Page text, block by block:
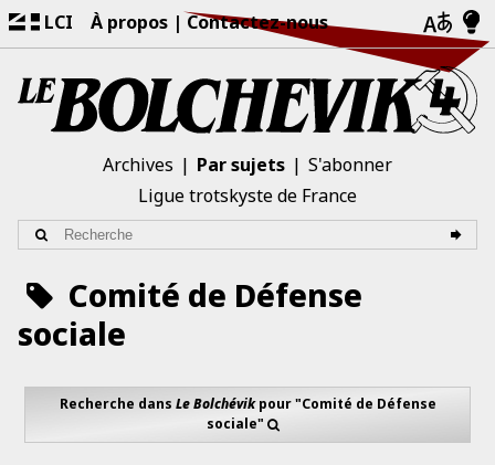
LCI À propos Contactez-nous
Archives Par sujets
S'abonner
Ligue trotskyste de France
Comité de Défense
sociale
Recherche dans Le Bolchévikpour "Comité de Défense
sociale"